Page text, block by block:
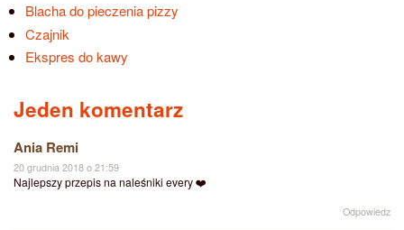
Blacha do pieczenia pizzy
Czajnik
Ekspres do kawy
Jeden komentarz
Ania Remi
20 grudnia 2018 o 21:59
Najlepszy przepis na naleśniki every ❤️
Odpowiedz